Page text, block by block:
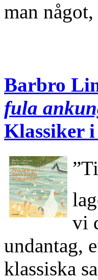
man
Barbro
fula
Klassiker
vi
undantag,
klassiska